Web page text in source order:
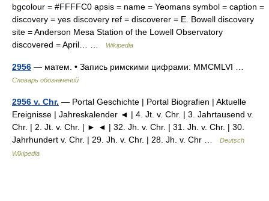
bgcolour = #FFFFC0 apsis = name = Yeomans symbol = caption =
discovery = yes discovery ref = discoverer = E. Bowell discovery
site = Anderson Mesa Station of the Lowell Observatory
discovered = April… …
Wikipedia
2956 — матем. • Запись римскими цифрами: MMCMLVI …
Словарь обозначений
2956 v. Chr. — Portal Geschichte | Portal Biografien | Aktuelle
Ereignisse | Jahreskalender ◄ | 4. Jt. v. Chr. | 3. Jahrtausend v.
Chr. | 2. Jt. v. Chr. | ► ◄ | 32. Jh. v. Chr. | 31. Jh. v. Chr. | 30.
Jahrhundert v. Chr. | 29. Jh. v. Chr. | 28. Jh. v. Chr …
Deutsch
Wikipedia